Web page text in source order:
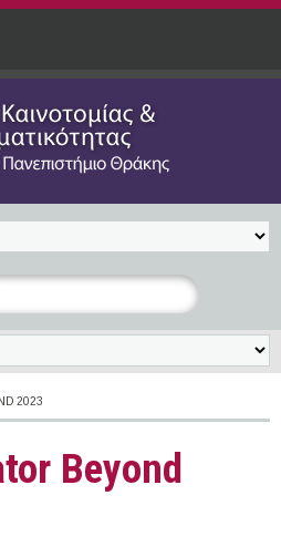
2023
Beyond